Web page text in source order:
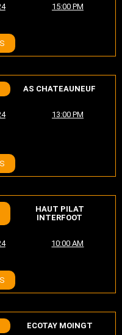
15:00 PM
AS CHATEAUNEUF
13:00 PM
HAUT PILAT
INTERFOOT
10:00 AM
ECOTAY MOINGT